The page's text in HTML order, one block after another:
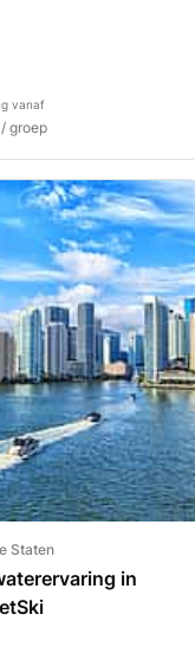
vanaf
/ groep
Staten
in